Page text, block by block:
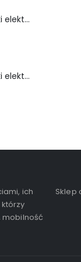
Wózek inwalidzki elektryczny - FLASH-TIM
Wózek inwalidzki elektryczny - FortiGO
ich
Sklep